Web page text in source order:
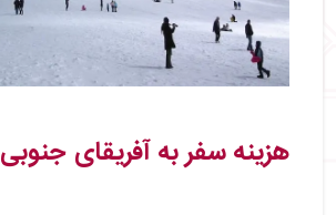
هزینه سفر به آفریقای جنوبی